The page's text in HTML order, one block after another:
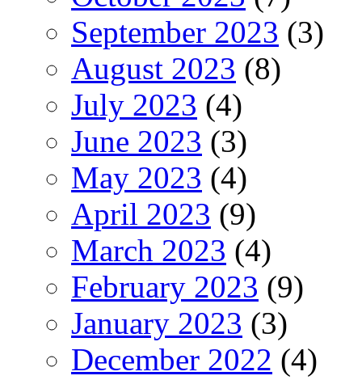
September 2023 (3)
August 2023 (8)
July 2023 (4)
June 2023 (3)
May 2023 (4)
April 2023 (9)
March 2023 (4)
February 2023 (9)
January 2023 (3)
December 2022 (4)